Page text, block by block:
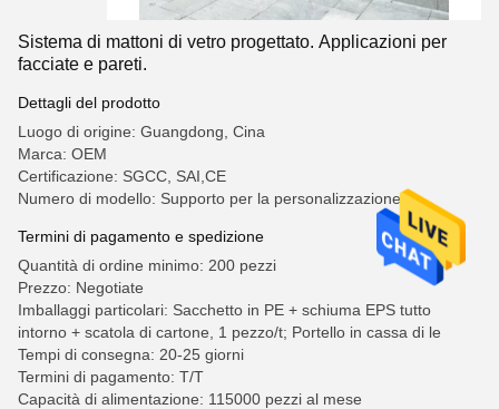
Sistema di mattoni di vetro progettato. Applicazioni per
facciate e pareti.
Dettagli del prodotto
Luogo di origine: Guangdong, Cina
Marca: OEM
Certificazione: SGCC, SAI,CE
Numero di modello: Supporto per la personalizzazione
Termini di pagamento e spedizione
Quantità di ordine minimo: 200 pezzi
Prezzo: Negotiate
Imballaggi particolari: Sacchetto in PE + schiuma EPS tutto
intorno + scatola di cartone, 1 pezzo/t; Portello in cassa di le
Tempi di consegna: 20-25 giorni
Termini di pagamento: T/T
Capacità di alimentazione: 115000 pezzi al mese